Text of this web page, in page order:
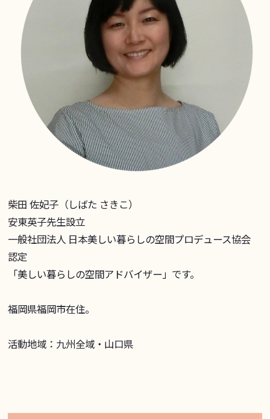
柴田 佐妃子（しばた さきこ）
安東英子先生設立
一般社団法人 日本美しい暮らしの空間プロデュース協会
認定
「美しい暮らしの空間アドバイザー」です。
福岡県福岡市在住。
活動地域：九州全域・山口県